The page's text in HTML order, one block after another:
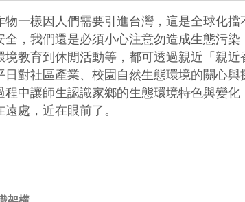
一樣因人們需要引進台灣，這是全球化
，我們還是必須小心注意勿造成生態污
教育到休閒活動等，都可透過親近「親
對社區產業、校園自然生態環境的關心
中讓師生認識家鄉的生態環境特色與變
處，近在眼前了。